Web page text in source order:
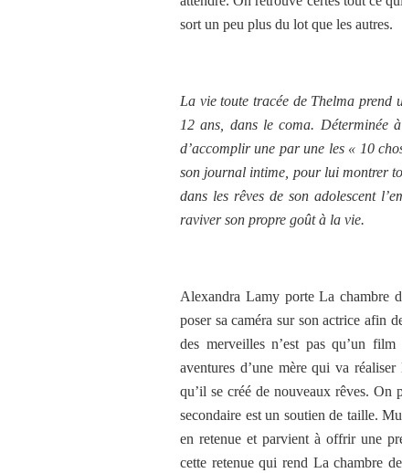
sort un peu plus du lot que les autres.
La vie toute tracée de Thelma prend
12 ans, dans le coma. Déterminée
d’accomplir une par une les « 10
son journal intime, pour lui montrer
dans les rêves de son adolescent
raviver son propre goût à la vie.
Alexandra Lamy porte La chambre
poser sa caméra sur son actrice afin
des merveilles n’est pas qu’un
aventures d’une mère qui va
qu’il se créé de nouveaux rêves. On
secondaire est un soutien de taille.
en retenue et parvient à offrir une
cette retenue qui rend La chambre